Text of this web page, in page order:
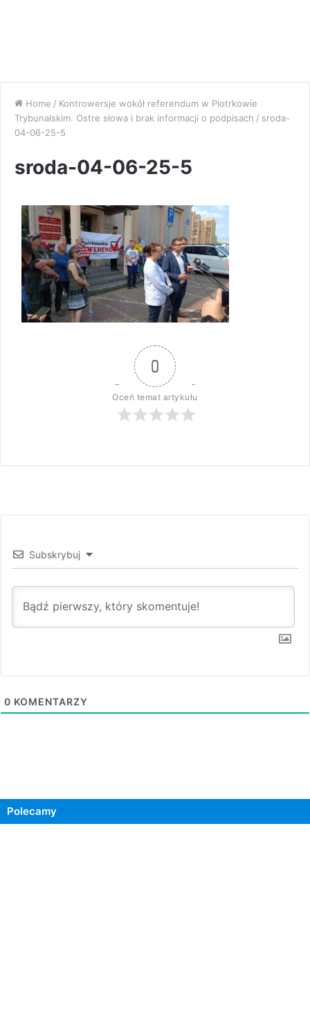
Home / Kontrowersje wokół referendum w Piotrkowie
Trybunalskim. Ostre słowa i brak informacji o podpisach / sroda-
04-06-25-5
sroda-04-06-25-5
0
Oceń temat artykułu
Subskrybuj
0 KOMENTARZY
Polecamy